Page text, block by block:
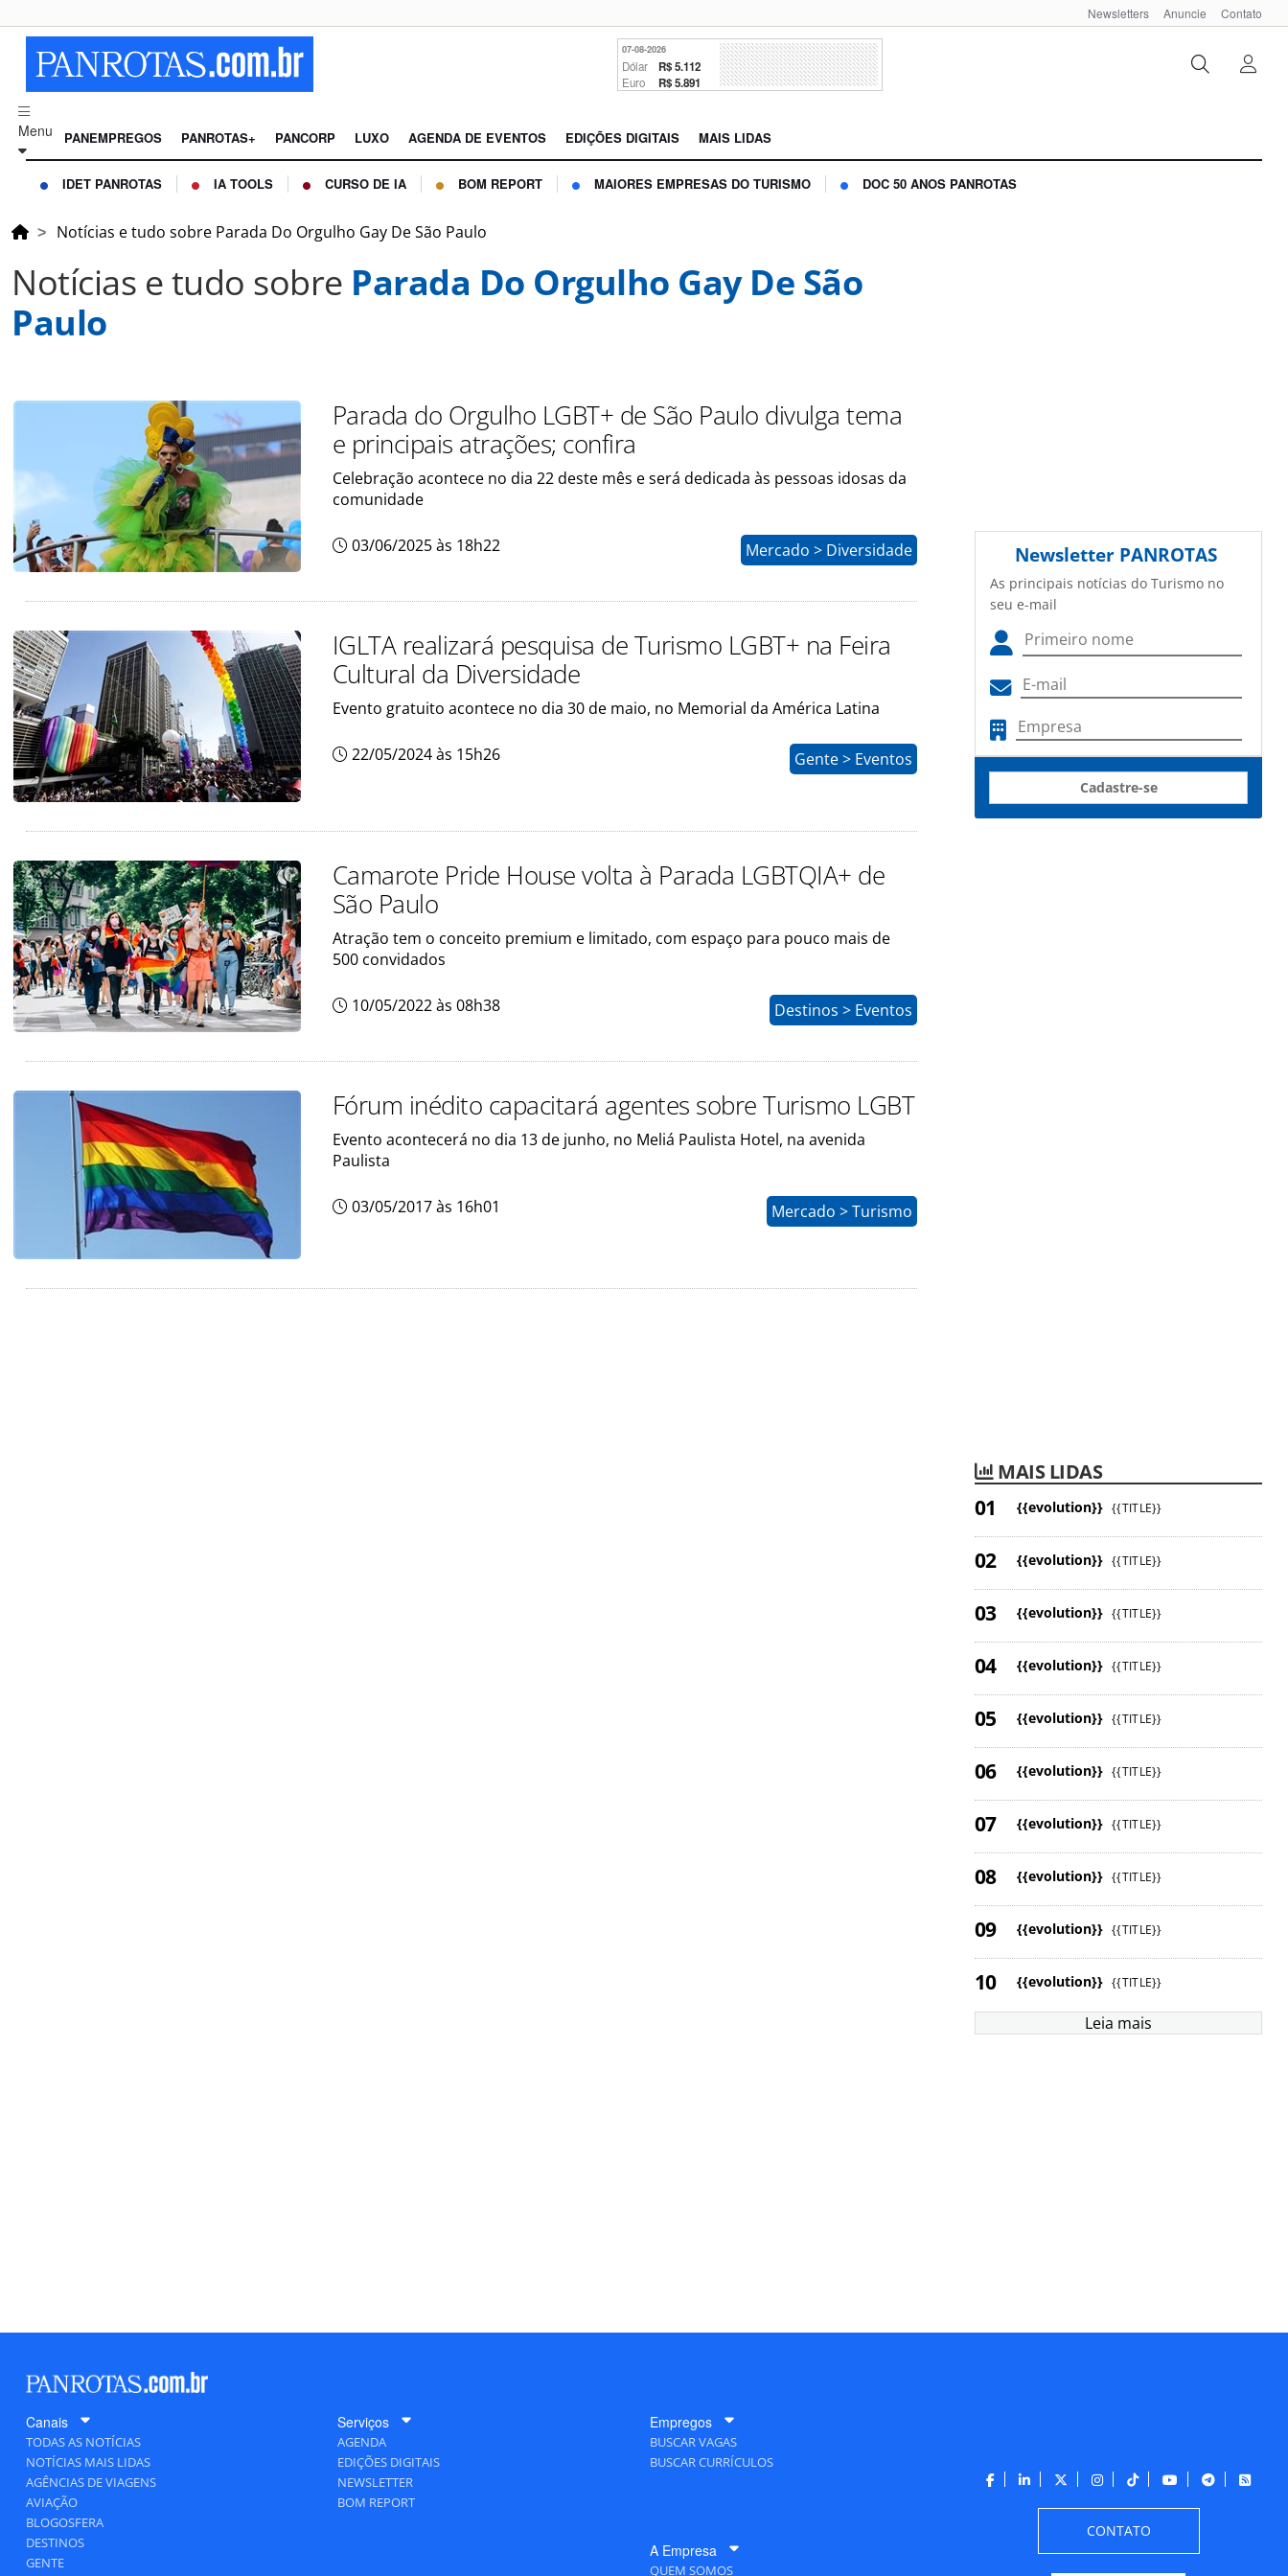
Newsletters Anuncie Contato
07-08-2026
Dólar R$ 5.112
Euro R$ 5.891
Menu PANEMPREGOS PANROTAS+ PANCORP LUXO AGENDA DE EVENTOS EDIÇÕES DIGITAIS MAIS LIDAS
IDET PANROTAS IA TOOLS CURSO DE IA BOM REPORT MAIORES EMPRESAS DO TURISMO DOC 50 ANOS PANROTAS
Notícias e tudo sobre Parada Do Orgulho Gay De São Paulo
Notícias e tudo sobre Parada Do Orgulho Gay De São
Paulo
Parada do Orgulho LGBT+ de São Paulo divulga tema
e principais atrações; confira
Celebração acontece no dia 22 deste mês e será dedicada às pessoas idosas da
comunidade
03/06/2025 às 18h22 Mercado > Diversidade
IGLTA realizará pesquisa de Turismo LGBT+ na Feira
Cultural da Diversidade
Evento gratuito acontece no dia 30 de maio, no Memorial da América Latina
22/05/2024 às 15h26 Gente > Eventos
Camarote Pride House volta à Parada LGBTQIA+ de
São Paulo
Atração tem o conceito premium e limitado, com espaço para pouco mais de
500 convidados
10/05/2022 às 08h38 Destinos > Eventos
Fórum inédito capacitará agentes sobre Turismo LGBT
Evento acontecerá no dia 13 de junho, no Meliá Paulista Hotel, na avenida
Paulista
03/05/2017 às 16h01 Mercado > Turismo
Newsletter PANROTAS
As principais notícias do Turismo no
seu e-mail
Cadastre-se
MAIS LIDAS
{{evolution}} {{TITLE}}
{{evolution}} {{TITLE}}
{{evolution}} {{TITLE}}
{{evolution}} {{TITLE}}
{{evolution}} {{TITLE}}
{{evolution}} {{TITLE}}
{{evolution}} {{TITLE}}
{{evolution}} {{TITLE}}
{{evolution}} {{TITLE}}
{{evolution}} {{TITLE}}
Leia mais
Canais
TODAS AS NOTÍCIAS
NOTÍCIAS MAIS LIDAS
AGÊNCIAS DE VIAGENS
AVIAÇÃO
BLOGOSFERA
DESTINOS
GENTE
Serviços
AGENDA
EDIÇÕES DIGITAIS
NEWSLETTER
BOM REPORT
Empregos
BUSCAR VAGAS
BUSCAR CURRÍCULOS
A Empresa
QUEM SOMOS
CONTATO